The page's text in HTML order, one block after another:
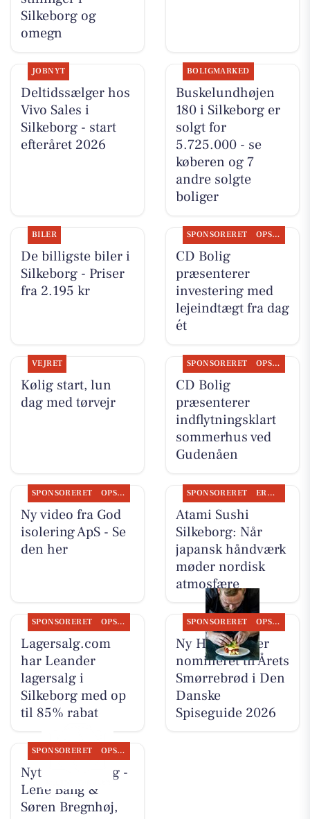
Silkeborg og
omegn
JOBNYT
Deltidssælger hos
Vivo Sales i
Silkeborg - start
efteråret 2026
BOLIGMARKED
Buskelundhøjen
180 i Silkeborg er
solgt for
5.725.000 - se
køberen og 7
andre solgte
boliger
BILER
De billigste biler i
Silkeborg - Priser
fra 2.195 kr
SPONSORERET OPSLAGSTAVLEN
CD Bolig
præsenterer
investering med
lejeindtægt fra dag
ét
VEJRET
Kølig start, lun
dag med tørvejr
SPONSORERET OPSLAGSTAVLEN
CD Bolig
præsenterer
indflytningsklart
sommerhus ved
Gudenåen
SPONSORERET OPSLAGSTAVLEN
Ny video fra God
isolering ApS - Se
den her
SPONSORERET ERHVERV
Atami Sushi
Silkeborg: Når
japansk håndværk
møder nordisk
atmosfære
SPONSORERET OPSLAGSTAVLEN
Lagersalg.com
har Leander
lagersalg i
Silkeborg med op
til 85% rabat
SPONSORERET OPSLAGSTAVLEN
Ny Hattenæs er
nomineret til Årets
Smørrebrød i Den
Danske
Spiseguide 2026
SPONSORERET OPSLAGSTAVLEN
Nyt fra CD Bolig -
Lene Bang &
Søren Bregnhøj,